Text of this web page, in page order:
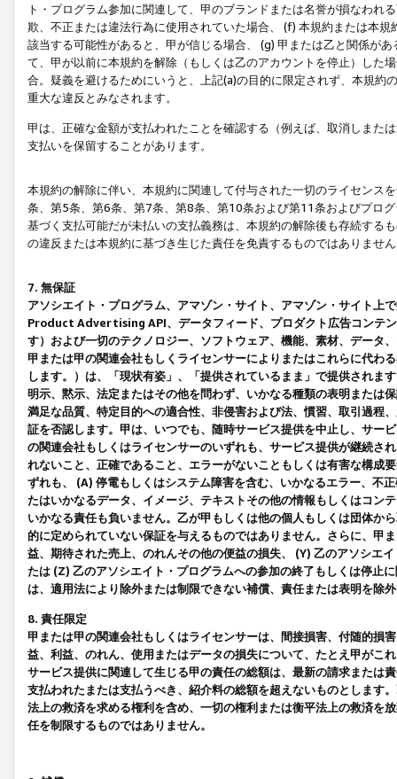
ト・プログラム参加に関連して、甲のブランドまたは名誉が損なわれ
欺、不正または違法行為に使用されていた場合、 (f) 本規約または本
該当する可能性があると、甲が信じる場合、 (g) 甲または乙と関係が
て、甲が以前に本規約を解除（もしくは乙のアカウントを停止）した
合。疑義を避けるためにいうと、上記(a)の目的に限定されず、本規
重大な違反とみなされます。
甲は、正確な金額が支払われたことを確認する（例えば、取消しまた
支払いを保留することがあります。
本規約の解除に伴い、本規約に関連して付与された一切のライセンス
条、第5条、第6条、第7条、第8条、第10条および第11条およびプロ
基づく支払可能だが未払いの支払義務は、本規約の解除後も存続する
の違反または本規約に基づき生じた責任を免責するものではありませ
7. 無保証
アソシエイト・プログラム、アマゾン・サイト、アマゾン・サイト上
Product Advertising API、データフィード、プロダクト広告コンテ
す）および一切のテクノロジー、ソフトウェア、機能、素材、データ
甲または甲の関連会社もしくライセンサーによりまたはこれらに代わ
します。）は、「現状有姿」、「提供されているまま」で提供されま
明示、黙示、法定またはその他を問わず、いかなる種類の表明または
満足な品質、特定目的への適合性、非侵害および法、慣習、取引過程
証を否認します。甲は、いつでも、随時サービス提供を中止し、サー
の関連会社もしくはライセンサーのいずれも、サービス提供が継続さ
れないこと、正確であること、エラーがないこともしくは有害な構成
ずれも、 (A) 停電もしくはシステム障害を含む、いかなるエラー、不
たはいかなるデータ、イメージ、テキストその他の情報もしくはコン
いかなる責任も負いません。乙が甲もしくは他の個人もしくは団体か
的に定められていない保証を与えるものではありません。さらに、甲
益、期待された売上、のれんその他の便益の損失、 (Y) 乙のアソシエ
たは (Z) 乙のアソシエイト・プログラムへの参加の終了もしくは停止
は、適用法により除外または制限できない補償、責任または表明を除
8. 責任限定
甲または甲の関連会社もしくはライセンサーは、間接損害、付随的損
益、利益、のれん、使用またはデータの損失について、たとえ甲がこ
サービス提供に関連して生じる甲の責任の総額は、最新の請求または
支払われたまたは支払うべき、紹介料の総額を超えないものとします
法上の救済を求める権利を含め、一切の権利または衡平法上の救済を
任を制限するものではありません。